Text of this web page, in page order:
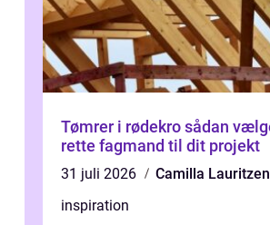
Tømrer i rødekro sådan vælger du den
rette fagmand til dit projekt
31 juli 2026
Camilla Lauritzen
inspiration